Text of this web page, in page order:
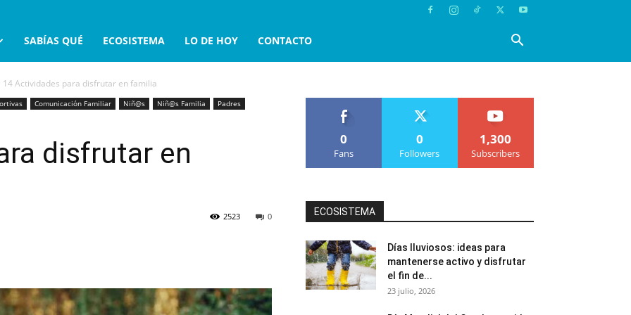
SABÍAS QUÉ ECOSISTEMA LO DE HOY CONTACTO
14 Actividades para disfrutar en familia
Comunicación Familiar Niñ@s Niñ@s Familia
Padres
disfrutar en
0
2523
0
Fans
0
Followers
1,300
Subscribers
ECOSISTEMA
Días lluviosos: ideas para
mantenerse activo y disfrutar
el fin de...
23 julio, 2026